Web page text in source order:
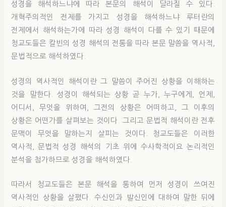
성경을 해석하느냐에 따라 본문의 해석이 달라질 수 있다.
개혁주의적인 전제를 가지고 성경을 해석하느냐 루터란의
전제에서 해석하는가에 따라 성경 해석이 다를 수 있기 때문에
청교도들은 칼빈의 성경 해석의 전통을 따라 본문 말씀을 역사적,
문법적으로 해석하였다.
성경의 역사적인 해석이란 그 말씀이 주어진 상황을 이해하는
것을 말한다. 성경이 해석되는 상황 곧 누가, 누구에게, 언제,
어디서, 무엇을 위하여, 그전의 상황은 어떠하고, 그 이후의
상황은 어떤가를 살펴보는 것이다. 그리고 문법적 해석이란 전후
문맥이 무엇을 말하는지 살피는 것이다. 청교도들은 이러한
역사적, 문법적 성경 해석의 기초 위에 수사학적이요 논리적인
분석을 첨가하므로 성경을 해석하였다.
따라서 청교도들은 본문 해석을 통하여 먼저 성경이 쓰여진
역사적인 상황을 살폈다. 수신인과 발신인에 대하여 말한 뒤에